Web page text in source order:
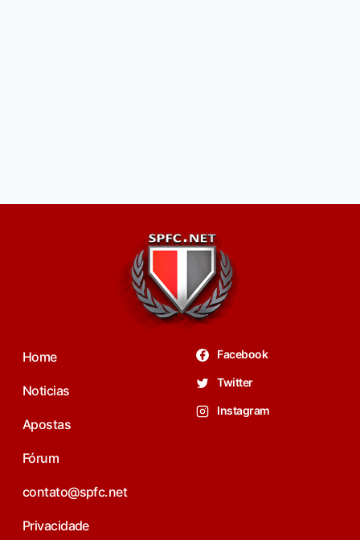
Home
Noticias
Apostas
Fórum
contato@spfc.net
Privacidade
Facebook
Twitter
Instagram